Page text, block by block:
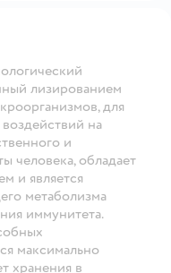
лизированием
для
на
и
человека, обладает
и является
метаболизма
иммунитета.
максимально
хранения в